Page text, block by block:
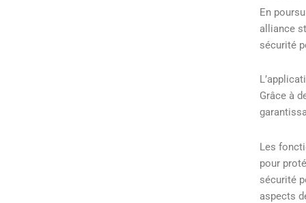
En
alliance
sécurité
Grâce à
Les
pour
sécurité
aspects